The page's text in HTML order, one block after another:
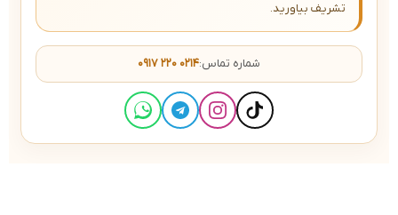
تشریف بیاورید.
شماره تماس:۰۹۱۷ ۲۲۰ ۰۲۱۴